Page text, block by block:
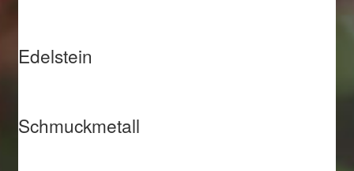
Edelstein
Schmuckmetall